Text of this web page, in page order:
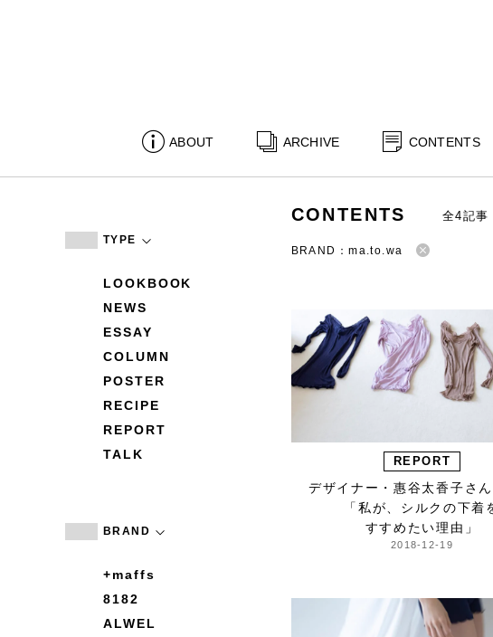
ABOUT ARCHIVE CONTENTS
TYPE
LOOKBOOK
NEWS
ESSAY
COLUMN
POSTER
RECIPE
REPORT
TALK
BRAND
+maffs
8182
ALWEL
CONTENTS 全4記事
BRAND：ma.to.wa
REPORT
デザイナー・惠谷太香子さん
「私が、シルクの下着
すすめたい理由」
2018-12-19